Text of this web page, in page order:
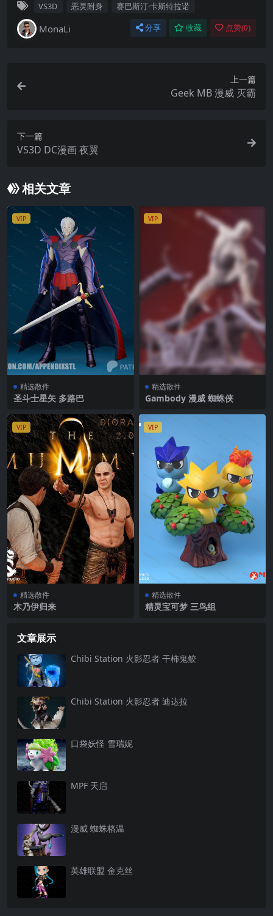
VS3D 恶灵附身 赛巴斯汀·卡斯特拉诺
MonaLi 分享 收藏 点赞(0)
上一篇
Geek MB 漫威 灭霸
下一篇
VS3D DC漫画 夜翼
相关文章
VIP
精选散件
圣斗士星矢 多路巴
VIP
精选散件
Gambody 漫威 蜘蛛侠
VIP
精选散件
木乃伊归来
VIP
精选散件
精灵宝可梦 三鸟组
文章展示
Chibi Station 火影忍者 干柿鬼鲛
Chibi Station 火影忍者 迪达拉
口袋妖怪 雪瑞妮
MPF 天启
漫威 蜘蛛格温
英雄联盟 金克丝